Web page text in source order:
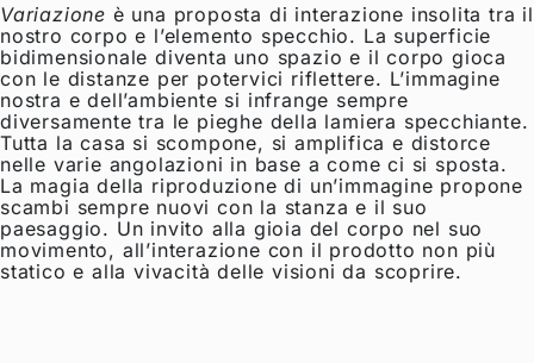
Variazione è una proposta di interazione insolita tra il
nostro corpo e l’elemento specchio. La superficie
bidimensionale diventa uno spazio e il corpo gioca
con le distanze per potervici riflettere. L’immagine
nostra e dell’ambiente si infrange sempre
diversamente tra le pieghe della lamiera specchiante.
Tutta la casa si scompone, si amplifica e distorce
nelle varie angolazioni in base a come ci si sposta.
La magia della riproduzione di un’immagine propone
scambi sempre nuovi con la stanza e il suo
paesaggio. Un invito alla gioia del corpo nel suo
movimento, all’interazione con il prodotto non più
statico e alla vivacità delle visioni da scoprire.